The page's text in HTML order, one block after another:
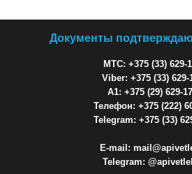
Документы
МТС: +375 (33) 629-
Viber: +375 (33) 629-
A1: +375 (29) 629-
Телефон: +375 (222)
Telegram: +375 (33)
E-mail:
Telegram: